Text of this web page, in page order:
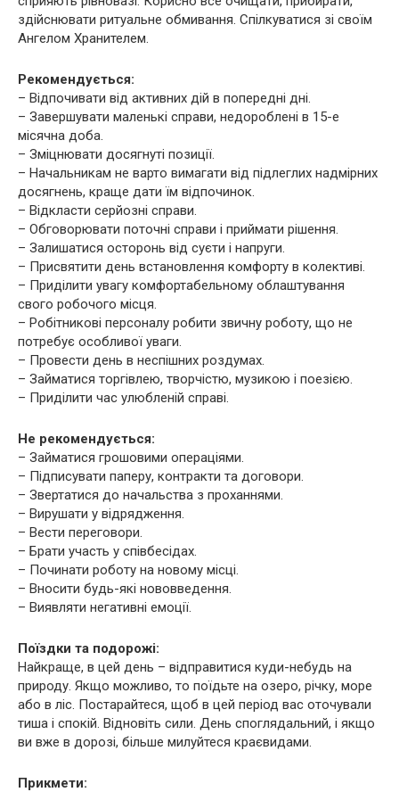
здійснювати ритуальне обмивання. Спілкуватися зі своїм
Ангелом Хранителем.
Рекомендується:
– Відпочивати від активних дій в попередні дні.
– Завершувати маленькі справи, недороблені в 15-е
місячна доба.
– Зміцнювати досягнуті позиції.
– Начальникам не варто вимагати від підлеглих надмірних
досягнень, краще дати їм відпочинок.
– Відкласти серйозні справи.
– Обговорювати поточні справи і приймати рішення.
– Залишатися осторонь від суєти і напруги.
– Присвятити день встановлення комфорту в колективі.
– Приділити увагу комфортабельному облаштування
свого робочого місця.
– Робітникові персоналу робити звичну роботу, що не
потребує особливої ​​уваги.
– Провести день в неспішних роздумах.
– Займатися торгівлею, творчістю, музикою і поезією.
– Приділити час улюбленій справі.
Не рекомендується:
– Займатися грошовими операціями.
– Підписувати паперу, контракти та договори.
– Звертатися до начальства з проханнями.
– Вирушати у відрядження.
– Вести переговори.
– Брати участь у співбесідах.
– Починати роботу на новому місці.
– Вносити будь-які нововведення.
– Виявляти негативні емоції.
Поїздки та подорожі:
Найкраще, в цей день – відправитися куди-небудь на
природу. Якщо можливо, то поїдьте на озеро, річку, море
або в ліс. Постарайтеся, щоб в цей період вас оточували
тиша і спокій. Відновіть сили. День споглядальний, і якщо
ви вже в дорозі, більше милуйтеся краєвидами.
Прикмети: